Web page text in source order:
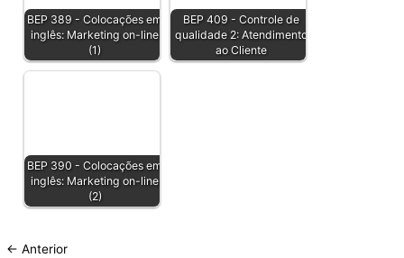
BEP 389 - Colocações em
inglês: Marketing on-line
(1)
BEP 409 - Controle de
qualidade 2: Atendimento
ao Cliente
BEP 390 - Colocações em
inglês: Marketing on-line
(2)
← Anterior